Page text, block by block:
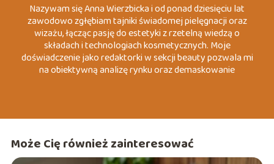
Nazywam się Anna Wierzbicka i od ponad dziesięciu lat
zawodowo zgłębiam tajniki świadomej pielęgnacji oraz
wizażu, łącząc pasję do estetyki z rzetelną wiedzą o
składach i technologiach kosmetycznych. Moje
doświadczenie jako redaktorki w sekcji beauty pozwala mi
na obiektywną analizę rynku oraz demaskowanie
(slow fashion) oraz psychologią koloru wizerunku. Moim
wskazówek, które pomagają czytelnikom budować
pewność siebie poprzez autentyczny i przemyślany styl.
Może Cię również zainteresować